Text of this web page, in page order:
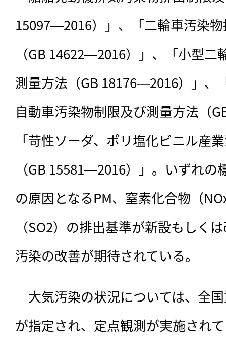
15097―2016）」、「二輪車汚染
（GB 14622―2016）」、「小型
測量方法（GB 18176―2016）」、
自動車汚染物制限及び測量方法（
「苛性ソーダ、ポリ塩化ビニル産
（GB 15581―2016）」。いずれ
の原因となるPM、窒素化合物（
（SO2）の排出基準が新設もしく
汚染の改善が期待されている。
大気汚染の状況については、全
が指定され、定点観測が実施され